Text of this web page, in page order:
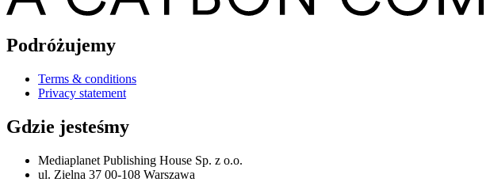
Podróżujemy
Terms & conditions
Privacy statement
Gdzie jesteśmy
Mediaplanet Publishing House Sp. z o.o.
ul. Zielna 37 00-108 Warszawa